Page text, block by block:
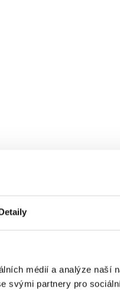
médií a analýze naší
svými partnery pro